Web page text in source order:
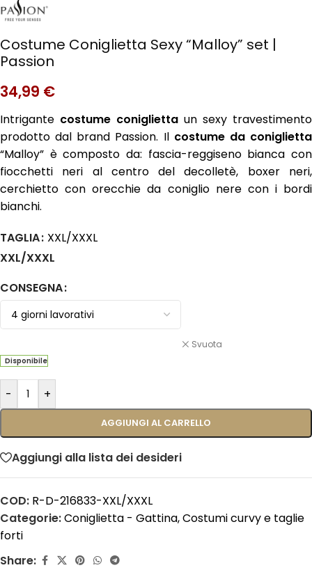
Costume Coniglietta Sexy “Malloy” set |
Passion
34,99 €
Intrigante costume coniglietta un sexy travestimento
prodotto dal brand Passion. Il costume da coniglietta
“Malloy” è composto da: fascia-reggiseno bianca con
fiocchetti neri al centro del decolletè, boxer neri,
cerchietto con orecchie da coniglio nere con i bordi
bianchi.
TAGLIA XXL/XXXL
XXL/XXXL
CONSEGNA
Svuota
Disponibile
- +
AGGIUNGI AL CARRELLO
Aggiungi alla lista dei desideri
COD: R-D-216833-XXL/XXXL
Categorie:Coniglietta - Gattina,Costumi curvy e taglie
forti
Share: